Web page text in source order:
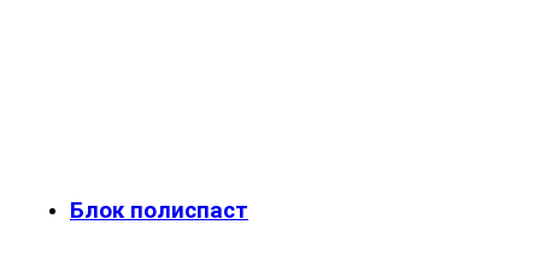
Блок полиспаст